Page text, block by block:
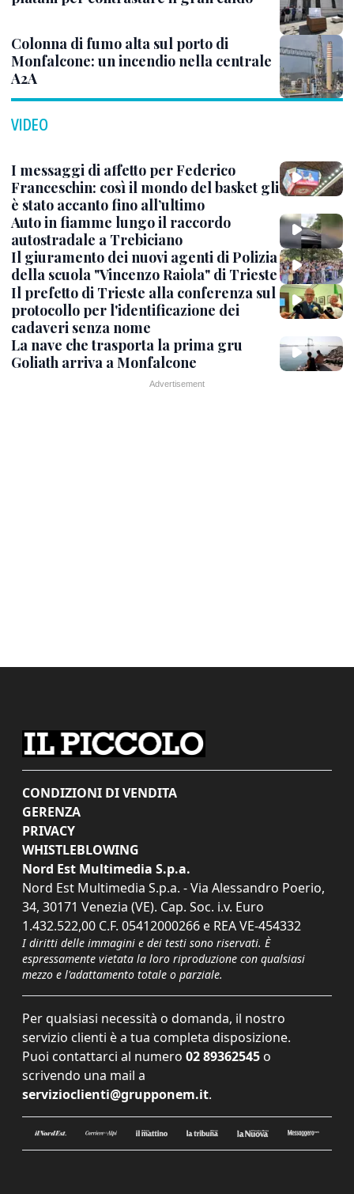
Colonna di fumo alta sul porto di
Monfalcone: un incendio nella centrale
A2A
VIDEO
I messaggi di affetto per Federico
Franceschin: così il mondo del basket gli
è stato accanto fino all’ultimo
Auto in fiamme lungo il raccordo
autostradale a Trebiciano
Il giuramento dei nuovi agenti di Polizia
della scuola "Vincenzo Raiola" di Trieste
Il prefetto di Trieste alla conferenza sul
protocollo per l'identificazione dei
cadaveri senza nome
La nave che trasporta la prima gru
Goliath arriva a Monfalcone
CONDIZIONI DI VENDITA
GERENZA
PRIVACY
WHISTLEBLOWING
Nord Est Multimedia S.p.a.
Nord Est Multimedia S.p.a. - Via Alessandro Poerio,
34, 30171 Venezia (VE). Cap. Soc. i.v. Euro
1.432.522,00 C.F. 05412000266 e REA VE-454332
I diritti delle immagini e dei testi sono riservati. È
espressamente vietata la loro riproduzione con qualsiasi
mezzo e l'adattamento totale o parziale.
Per qualsiasi necessità o domanda, il nostro
servizio clienti è a tua completa disposizione.
Puoi contattarci al numero 02 89362545 o
scrivendo una mail a
servizioclienti@grupponem.it.